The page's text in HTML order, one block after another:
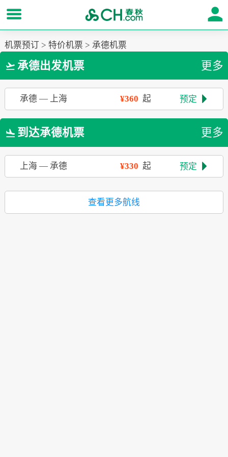
机票预订 > 特价机票 > 承德机票
 承德出发机票 更多
承德 — 上海 ¥360起 预定 
 到达承德机票 更多
上海 — 承德 ¥330起 预定 
查看更多航线